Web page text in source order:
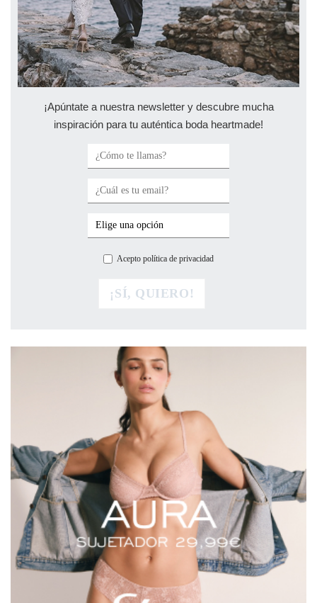
¡Apúntate a nuestra newsletter y descubre mucha
inspiración para tu auténtica boda heartmade!
Acepto política de privacidad